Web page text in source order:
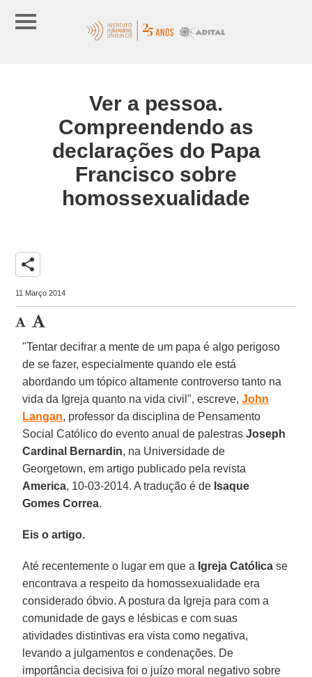
Ver a pessoa.
Compreendendo as
declarações do Papa
Francisco sobre
homossexualidade
share
11 Março 2014
"Tentar decifrar a mente de um papa é algo perigoso
de se fazer, especialmente quando ele está
abordando um tópico altamente controverso tanto na
vida da Igreja quanto na vida civil", escreve,John
Langan, professor da disciplina de Pensamento
Social Católico do evento anual de palestrasJoseph
Cardinal
Bernardin, na Universidade de
Georgetown, em artigo publicado pela revista
America, 10-03-2014. A tradução é de Isaque
Gomes Correa.
Eis o artigo.
Até recentemente o lugar em que a Igreja Católica se
encontrava a respeito da homossexualidade era
considerado óbvio. A postura da Igreja para com a
comunidade de gays e lésbicas e com suas
atividades distintivas era vista como negativa,
levando a julgamentos e condenações. De
importância decisiva foi o juízo moral negativo sobre